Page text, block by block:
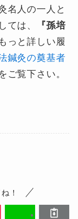
名人の一人と
ては、
『孫培
っと詳しい履
鍼灸の奠基者
ご覧下さい。
！